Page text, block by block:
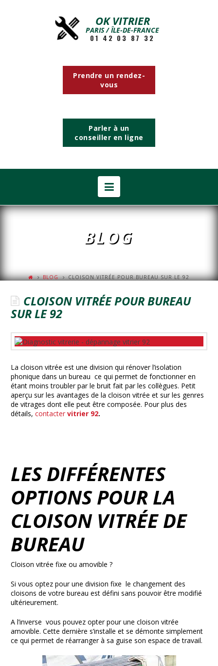
OK VITRIER
PARIS / ÎLE-DE-FRANCE
01 42 03 87 32
Prendre un rendez-
vous
Parler à un
conseiller en ligne
Navigation
BLOG
BLOG CLOISON VITRÉE POUR BUREAU SUR LE 92
CLOISON VITRÉE POUR BUREAU
SUR LE 92
La cloison vitrée est une division qui rénover l’isolation
phonique dans un bureau ce qui permet de fonctionner en
étant moins troubler par le bruit fait par les collègues. Petit
aperçu sur les avantages de la cloison vitrée et sur les genres
de vitrages dont elle peut être composée. Pour plus des
détails,contactervitrier 92.
LES DIFFÉRENTES
OPTIONS POUR LA
CLOISON VITRÉE DE
BUREAU
Cloison vitrée fixe ou amovible ?
Si vous optez pour une division fixe le changement des
cloisons de votre bureau est défini sans pouvoir être modifié
ultérieurement.
A l’inverse vous pouvez opter pour une cloison vitrée
amovible. Cette dernière s’installe et se démonte simplement
ce qui permet de réarranger à sa guise son espace de travail.